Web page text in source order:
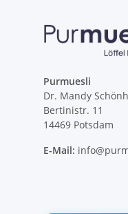
Purmuesli
Dr. Mandy
Bertinistr. 11
14469 Potsdam
E-Mail: